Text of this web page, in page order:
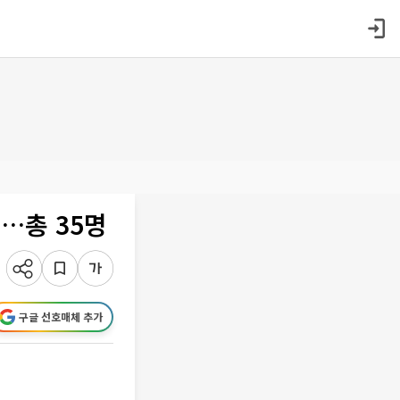
…총 35명
구글 선호매체 추가